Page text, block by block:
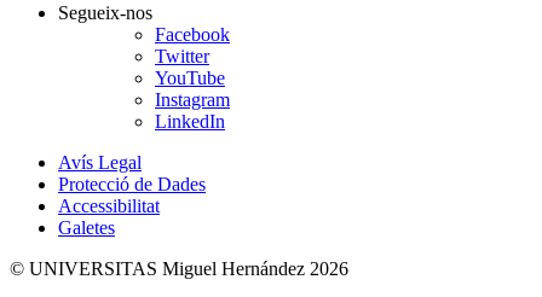
Segueix-nos
Facebook
Twitter
YouTube
Instagram
LinkedIn
Avís Legal
Protecció de Dades
Accessibilitat
Galetes
© UNIVERSITAS Miguel Hernández 2026